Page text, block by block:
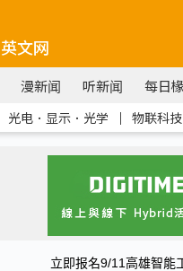
英文网
漫新闻 听新闻 每日
光电．显示．光学 ｜ 物联科
立即报名9/11高雄智能